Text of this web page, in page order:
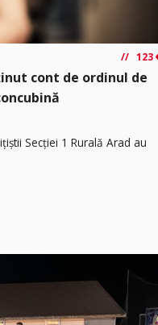
123
cont de ordinul de
Secției 1 Rurală Arad au